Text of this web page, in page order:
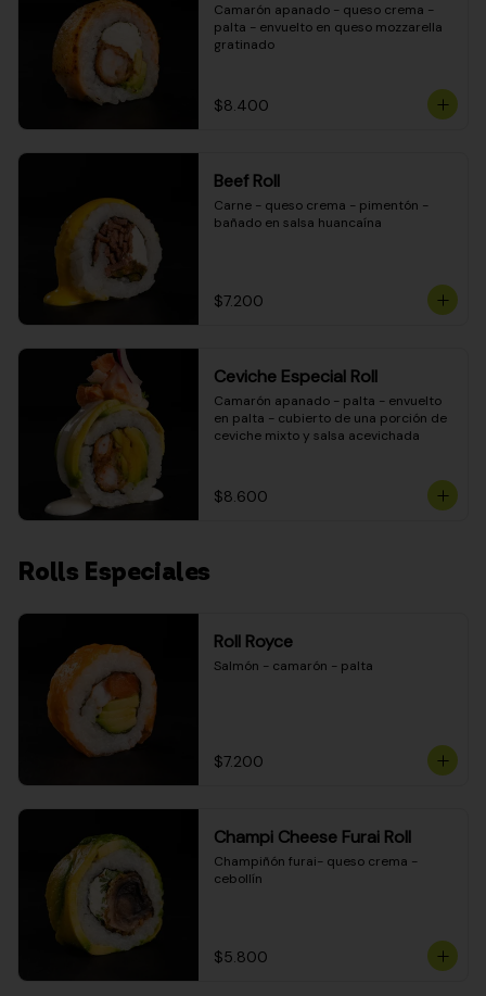
Camarón apanado - queso crema -
palta - envuelto en queso mozzarella
gratinado
$8.400
Beef Roll
Carne - queso crema - pimentón -
bañado en salsa huancaína
$7.200
Ceviche Especial Roll
Camarón apanado - palta - envuelto
en palta - cubierto de una porción de
ceviche mixto y salsa acevichada
$8.600
Rolls Especiales
Roll Royce
Salmón - camarón - palta
$7.200
Champi Cheese Furai Roll
Champiñón furai- queso crema -
cebollín
$5.800